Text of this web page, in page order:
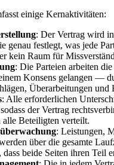
einige Kernaktivitäten:
: Der Vertrag wird
genau festlegt, was jede
kein Raum für
: Die Parteien arbeiten
Konsens gelangen —
Überarbeitungen und
: Alle erforderlichen
der Vertrag
alle Beteiligten verteilt.
: Leistungen,
über die gesamte
dass beide Seiten ihren Teil